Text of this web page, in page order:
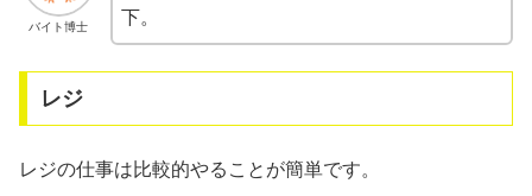
バイト博士
下。
レジ
レジの仕事は比較的やることが簡単です。